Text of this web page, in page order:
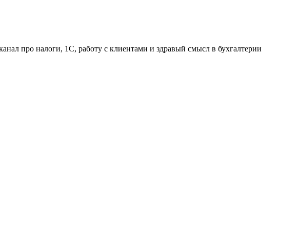
про налоги, 1С, работу с клиентами и здравый смысл в бухгалтерии